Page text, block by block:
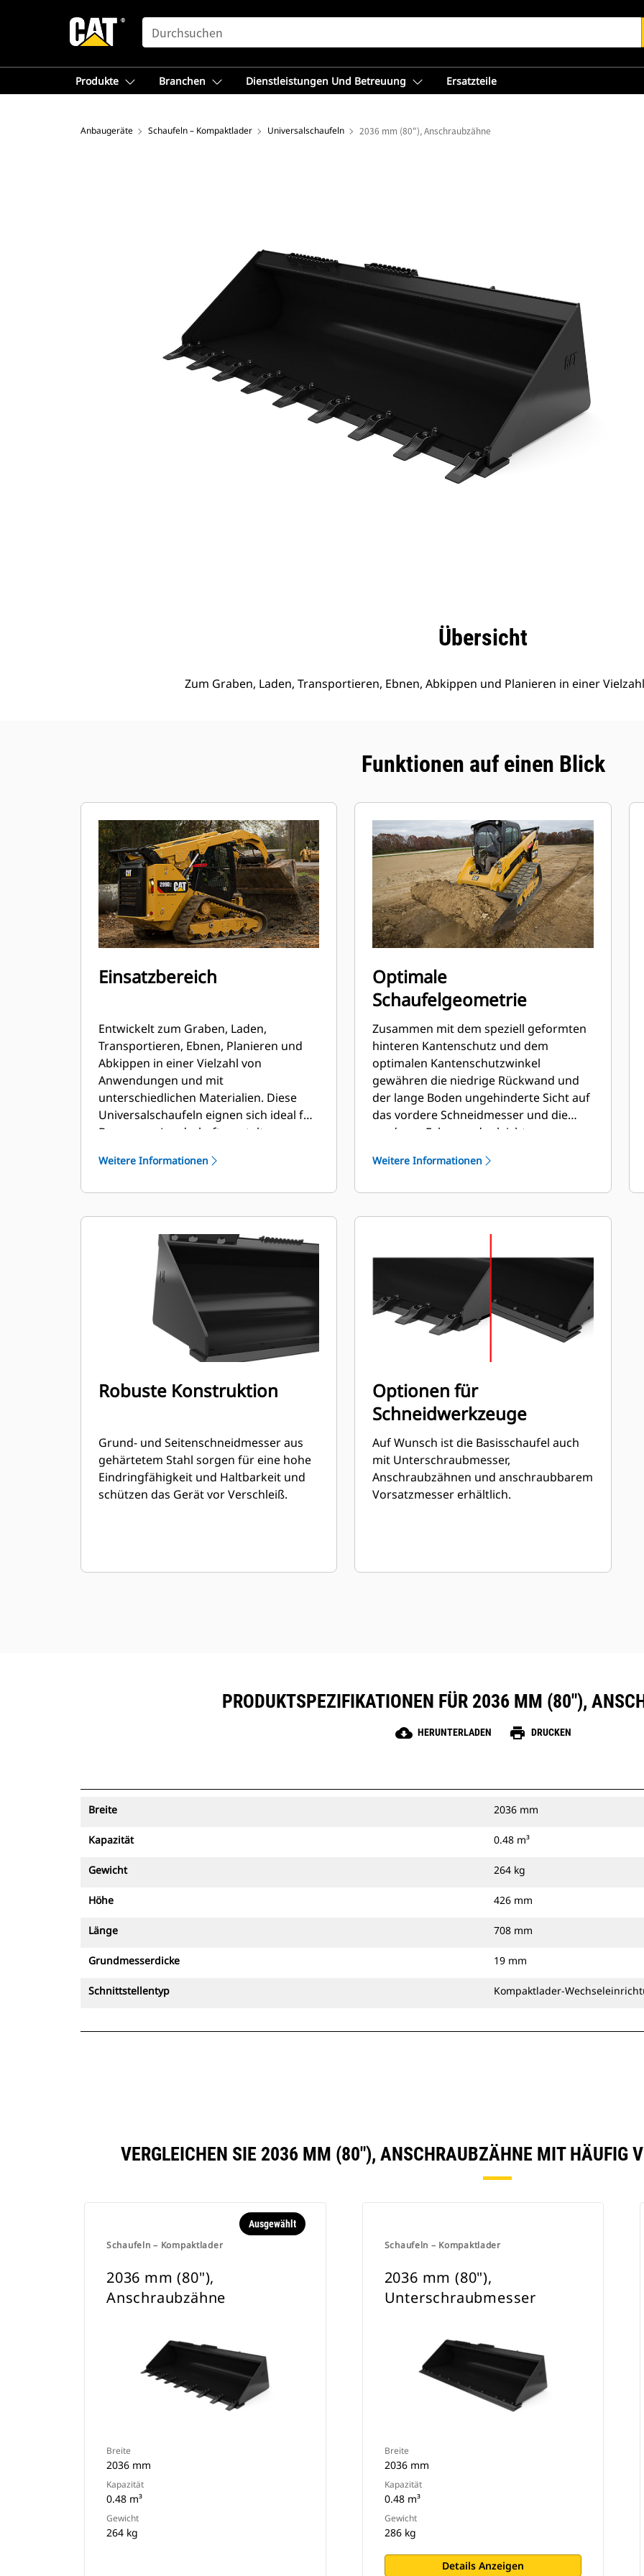
SEARCH
Produkte Branchen Dienstleistungen Und Betreuung Ersatzteile
Anbaugeräte Schaufeln – Kompaktlader Universalschaufeln 2036 mm (80"), Anschraubzähne
Technische DatenÜbersicht
Zum Graben, Laden, Transportieren, Ebnen, Abkippen und Planieren in einer
Funktionen auf einen Blick
Einsatzbereich
Entwickelt zum Graben, Laden,
Transportieren, Ebnen, Planieren und
Abkippen in einer Vielzahl von
Anwendungen und mit
unterschiedlichen Materialien. Diese
Universalschaufeln eignen sich ideal für
Bauwesen, Landschaftsgestaltung,
Abbrucharbeiten.
Weitere Informationen
Optimale
Schaufelgeometrie
Zusammen mit dem speziell geformten
hinteren Kantenschutz und dem
optimalen Kantenschutzwinkel
gewähren die niedrige Rückwand und
der lange Boden ungehinderte Sicht auf
das vordere Schneidmesser und die
vorderen Ecken und erleichtern
Weitere Informationen
Robuste Konstruktion
Grund- und Seitenschneidmesser aus
gehärtetem Stahl sorgen für eine hohe
Eindringfähigkeit und Haltbarkeit und
schützen das Gerät vor Verschleiß.
Optionen für
Schneidwerkzeuge
Auf Wunsch ist die Basisschaufel auch
mit Unterschraubmesser,
Anschraubzähnen und anschraubbarem
Vorsatzmesser erhältlich.
PRODUKTSPEZIFIKATIONEN FÜR 2036 MM (80"),
cloud_download HERUNTERLADEN print DRUCKEN
Breite 2036 mm
Kapazität 0.48 m³
Gewicht 264 kg
Höhe 426 mm
Länge 708 mm
Grundmesserdicke 19 mm
Schnittstellentyp Kompaktlader-
VERGLEICHEN SIE 2036 MM (80"), ANSCHRAUBZÄHNE MIT HÄUFIG
Schaufeln – Kompaktlader
Ausgewählt
2036 mm (80"),
Anschraubzähne
Breite
2036 mm
Kapazität
0.48 m³
Gewicht
264 kg
Schaufeln – Kompaktlader
2036 mm (80"),
Unterschraubmesser
Breite
2036 mm
Kapazität
0.48 m³
Gewicht
286 kg
Details Anzeigen